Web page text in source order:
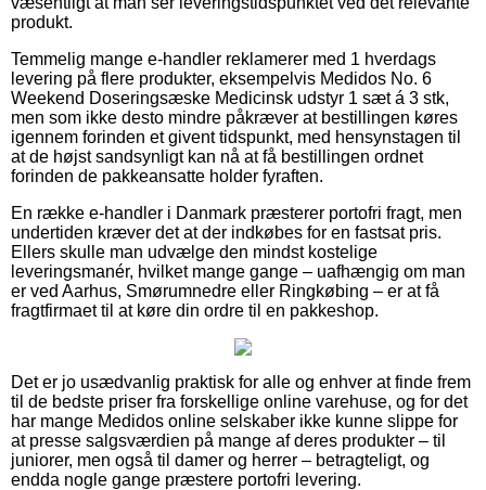
produkt.
Temmelig mange e-handler reklamerer med 1 hverdags
levering på flere produkter, eksempelvis Medidos No. 6
Weekend Doseringsæske Medicinsk udstyr 1 sæt á 3 stk,
men som ikke desto mindre påkræver at bestillingen køres
igennem forinden et givent tidspunkt, med hensynstagen til
at de højst sandsynligt kan nå at få bestillingen ordnet
forinden de pakkeansatte holder fyraften.
En række e-handler i Danmark præsterer portofri fragt, men
undertiden kræver det at der indkøbes for en fastsat pris.
Ellers skulle man udvælge den mindst kostelige
leveringsmanér, hvilket mange gange – uafhængig om man
er ved Aarhus, Smørumnedre eller Ringkøbing – er at få
fragtfirmaet til at køre din ordre til en pakkeshop.
Det er jo usædvanlig praktisk for alle og enhver at finde frem
til de bedste priser fra forskellige online varehuse, og for det
har mange Medidos online selskaber ikke kunne slippe for
at presse salgsværdien på mange af deres produkter – til
juniorer, men også til damer og herrer – betragteligt, og
endda nogle gange præstere portofri levering.